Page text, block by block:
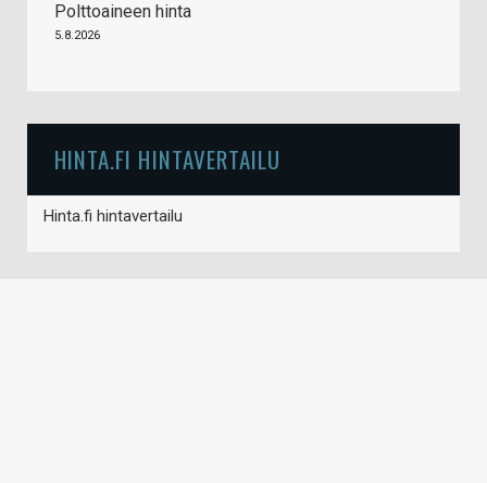
Polttoaineen hinta
5.8.2026
HINTA.FI HINTAVERTAILU
Hinta.fi hintavertailu